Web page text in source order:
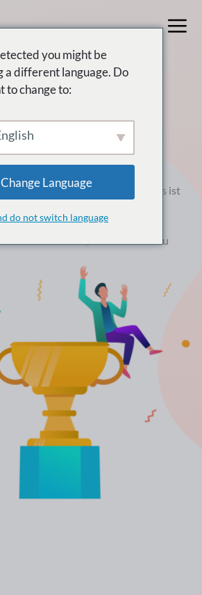
Unsere
aus Beispielen lernen. Dies ist
unsererseits, Ihnen einige
Erfolge von Ihnen zu
sehr stolz sind, ein Teil davon zu
you might be
a different language. Do
to change to:
Change Language
do not switch language